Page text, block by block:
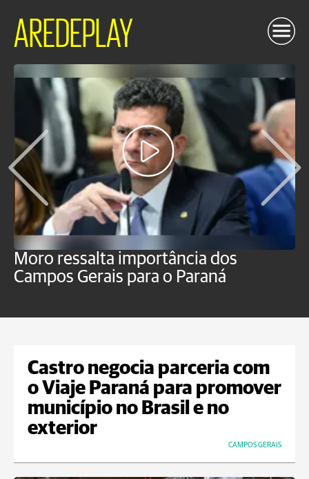
AREDEPLAY
Moro ressalta importância dos
Campos Gerais para o Paraná
Castro negocia parceria com
o Viaje Paraná para promover
município no Brasil e no
exterior
CAMPOS GERAIS